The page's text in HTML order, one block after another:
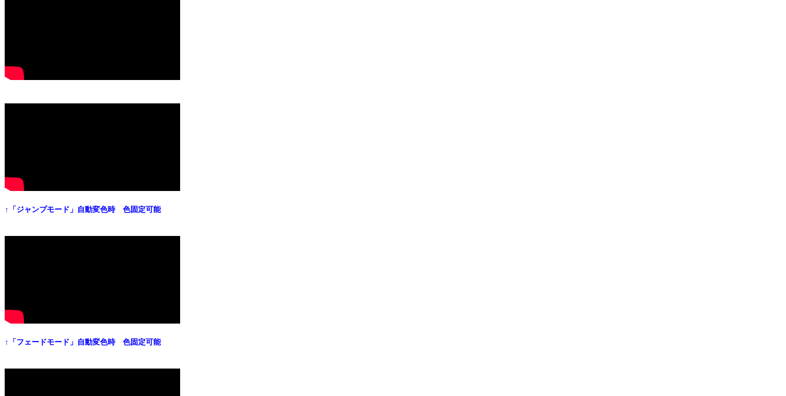
↑「ジャンプモード」自動変色時 色固定可能
↑「フェードモード」自動変色時 色固定可能